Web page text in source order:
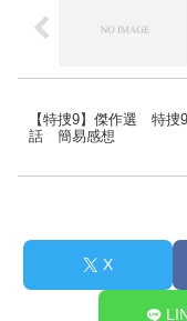
【特捜9】傑作選 特
話 簡易感想
X